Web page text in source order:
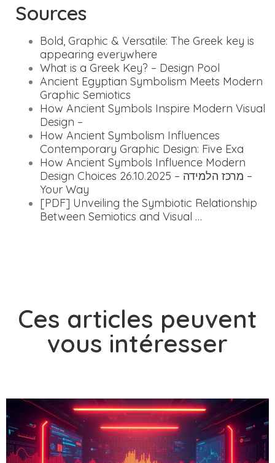
Sources
Bold, Graphic & Versatile: The Greek key is
appearing everywhere
What is a Greek Key? – Design Pool
Ancient Egyptian Symbolism Meets Modern
Graphic Semiotics
How Ancient Symbols Inspire Modern Visual
Design –
How Ancient Symbolism Influences
Contemporary Graphic Design: Five Exa
How Ancient Symbols Influence Modern
Design Choices 26.10.2025 – מרכז הלמידה –
Your Way
[PDF] Unveiling the Symbiotic Relationship
Between Semiotics and Visual …
Ces articles peuvent
vous intéresser